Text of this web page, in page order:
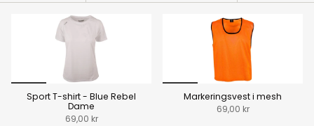
Sport T-shirt - Blue Rebel
Dame
69,00 kr
Markeringsvest i mesh
69,00 kr